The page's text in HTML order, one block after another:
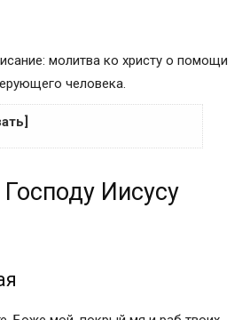
молитва ко христу о помощи
человека.
Иисусу